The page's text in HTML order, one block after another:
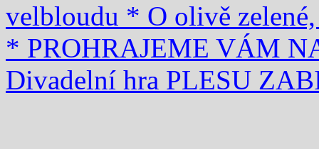
velbloudu * O olivě
* PROHRAJEME VÁM
Divadelní hra PLESU